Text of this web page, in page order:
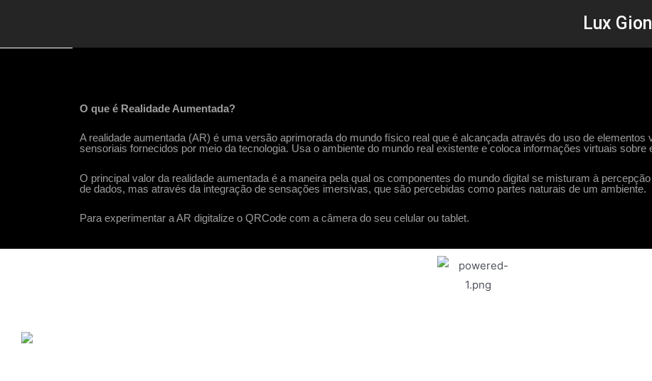
Lux Gion
O que é Realidade Aumentada?
A realidade aumentada (AR) é uma versão aprimorada do mundo físico real que é alcançada através do uso de
sensoriais fornecidos por meio da tecnologia. Usa o ambiente do mundo real existente e coloca informações virtuais sobre
O principal valor da realidade aumentada é a maneira pela qual os componentes do mundo digital se misturam à
de dados, mas através da integração de sensações imersivas, que são percebidas como partes naturais de um ambiente.
Para experimentar a AR digitalize o QRCode com a câmera do seu celular ou tablet.